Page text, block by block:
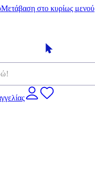
Μετάβαση στο κυρίως μενού